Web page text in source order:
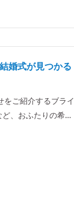
婚式が見つかる
をご紹介するブライ
、おふたりの希望
「飯田橋駅」西口